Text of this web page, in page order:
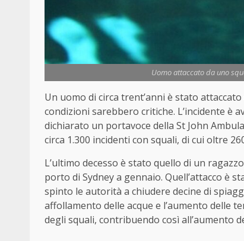
Uomo attaccato da uno
Un uomo di circa trent’anni è stato
condizioni sarebbero critiche. L’incidente è
dichiarato un portavoce della St John
circa 1.300 incidenti con squali, di cui oltre
L’ultimo decesso è stato quello di un
porto di Sydney a gennaio. Quell’attacco è
spinto le autorità a chiudere decine di
affollamento delle acque e l’aumento delle
degli squali, contribuendo così all’aumento